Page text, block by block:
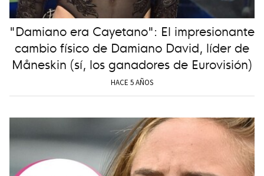
"Damiano era Cayetano": El impresionante
cambio físico de Damiano David, líder de
Måneskin (sí, los ganadores de Eurovisión)
HACE 5 AÑOS